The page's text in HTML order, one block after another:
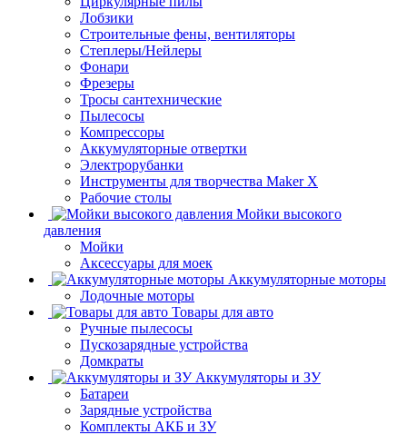
Лобзики
Строительные фены, вентиляторы
Степлеры/Нейлеры
Фонари
Фрезеры
Тросы сантехнические
Пылесосы
Компрессоры
Аккумуляторные отвертки
Электрорубанки
Инструменты для творчества Maker X
Рабочие столы
Мойки высокого
давления
Мойки
Аксессуары для моек
Аккумуляторные моторы
Лодочные моторы
Товары для авто
Ручные пылесосы
Пускозарядные устройства
Домкраты
Аккумуляторы и ЗУ
Батареи
Зарядные устройства
Комплекты АКБ и ЗУ